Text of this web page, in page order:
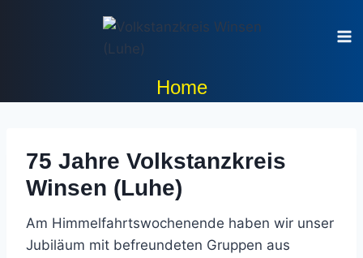
Home
75 Jahre Volkstanzkreis
Winsen (Luhe)
Am Himmelfahrtswochenende haben wir unser
Jubiläum mit befreundeten Gruppen aus